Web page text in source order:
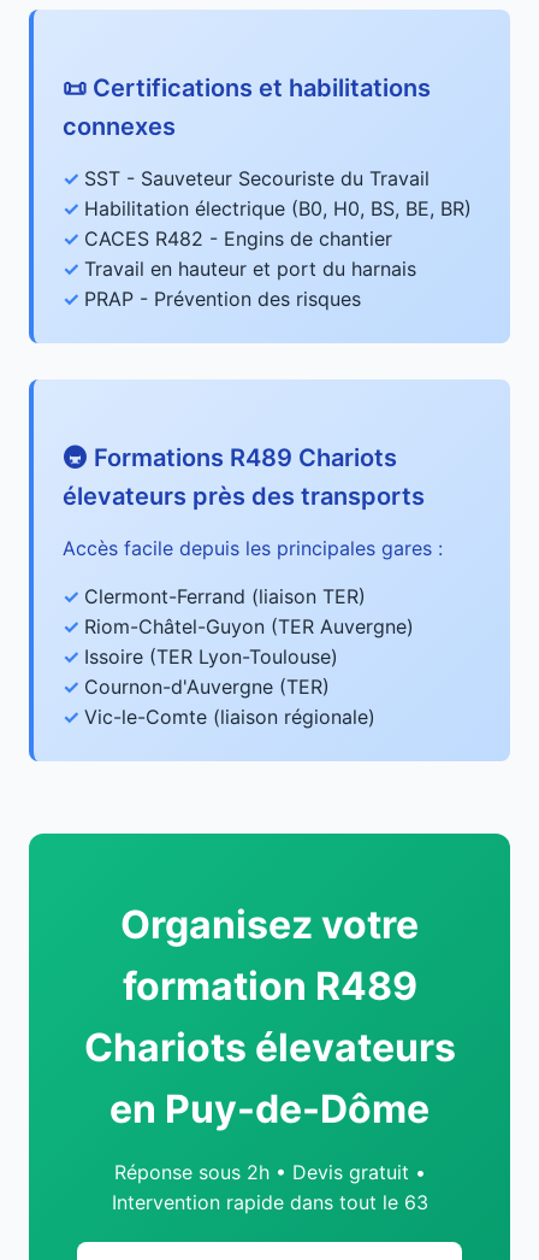
📜 Certifications et habilitations
connexes
SST - Sauveteur Secouriste du Travail
Habilitation électrique (B0, H0, BS, BE, BR)
CACES R482 - Engins de chantier
Travail en hauteur et port du harnais
PRAP - Prévention des risques
🚇 Formations R489 Chariots
élevateurs près des transports
Accès facile depuis les principales gares :
Clermont-Ferrand (liaison TER)
Riom-Châtel-Guyon (TER Auvergne)
Issoire (TER Lyon-Toulouse)
Cournon-d'Auvergne (TER)
Vic-le-Comte (liaison régionale)
Organisez votre
formation R489
Chariots élevateurs
en Puy-de-Dôme
Réponse sous 2h • Devis gratuit •
Intervention rapide dans tout le 63